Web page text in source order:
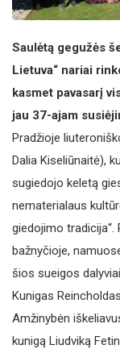
Saulėtą gegužės
Lietuva“ nariai
kasmet pavasarį
jau 37-ajam
Pradžioje
Dalia Kiseliūnaitė),
sugiedojo keletą
nematerialaus
giedojimo
bažnyčioje,
šios sueigos
Kunigas
Amžinybėn
kunigą Liudviką